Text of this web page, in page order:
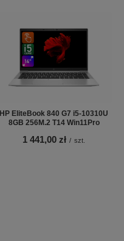
HP EliteBook 840 G7 i5-10310U
8GB 256M.2 T14 Win11Pro
1 441,00 zł / szt.